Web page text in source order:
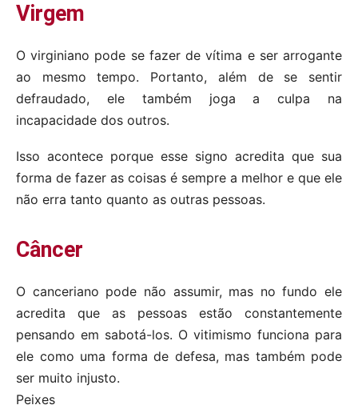
Virgem
O virginiano pode se fazer de vítima e ser arrogante
ao mesmo tempo. Portanto, além de se sentir
defraudado, ele também joga a culpa na
incapacidade dos outros.
Isso acontece porque esse signo acredita que sua
forma de fazer as coisas é sempre a melhor e que ele
não erra tanto quanto as outras pessoas.
Câncer
O canceriano pode não assumir, mas no fundo ele
acredita que as pessoas estão constantemente
pensando em sabotá-los. O vitimismo funciona para
ele como uma forma de defesa, mas também pode
ser muito injusto.
Peixes